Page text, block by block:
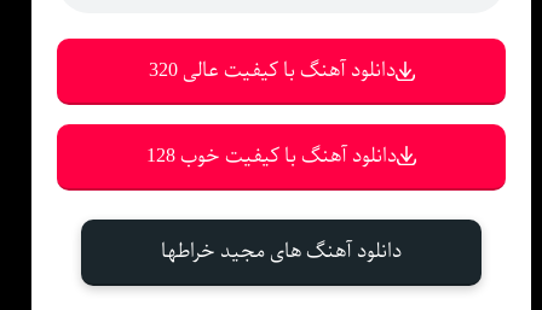
دانلود آهنگ با کیفیت عالی 320
دانلود آهنگ با کیفیت خوب 128
دانلود آهنگ های مجید خراطها